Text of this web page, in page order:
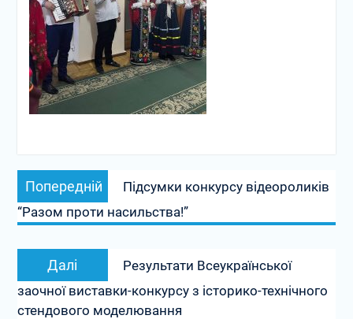
Навігація
записів
Попередній
Попередній
запис:
Підсумки конкурсу відеороликів
“Разом проти насильства!”
Далі
запис:
Результати Всеукраїнської
заочної виставки-конкурсу з історико-технічного
стендового моделювання